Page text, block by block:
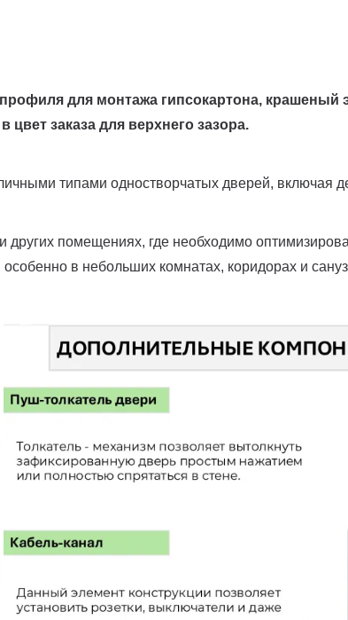
для монтажа гипсокартона,
заказа для верхнего зазора.
типами одностворчатых дверей, включая
помещениях, где необходимо
в небольших комнатах, коридорах и